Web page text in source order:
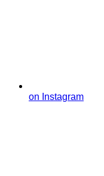
on Instagram